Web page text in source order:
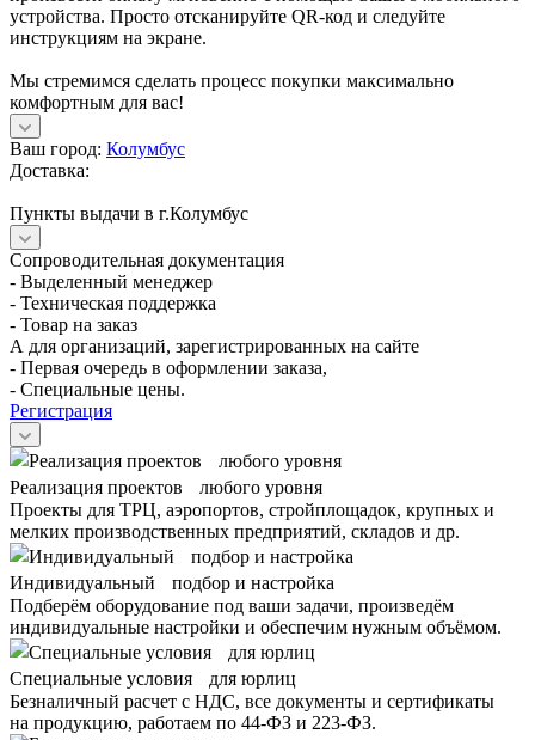
устройства. Просто отсканируйте QR-код и следуйте
инструкциям на экране.
Мы стремимся сделать процесс покупки максимально
комфортным для вас!
Ваш город: Колумбус
Доставка:
Пункты выдачи в г.Колумбус
Сопроводительная документация
- Выделенный менеджер
- Техническая поддержка
- Товар на заказ
А для организаций, зарегистрированных на сайте
- Первая очередь в оформлении заказа,
- Специальные цены.
Регистрация
Реализация проектов любого уровня
Проекты для ТРЦ, аэропортов, стройплощадок, крупных и
мелких производственных предприятий, складов и др.
Индивидуальный подбор и настройка
Подберём оборудование под ваши задачи, произведём
индивидуальные настройки и обеспечим нужным объёмом.
Специальные условия для юрлиц
Безналичный расчет с НДС, все документы и сертификаты
на продукцию, работаем по 44-ФЗ и 223-ФЗ.